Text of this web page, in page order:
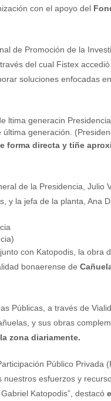
con el apoyo del
de Promoción de la
del cual Fistex
soluciones enfocadas
generación.
forma directa y tiñe
de la Presidencia, Julio
y la jefa de la planta, Ana
con Katopodis, la obra
bonaerense de
Públicas, a través de
y sus obras
zona diariamente.
Público Privada
esfuerzos y
Katopodis”, destacó